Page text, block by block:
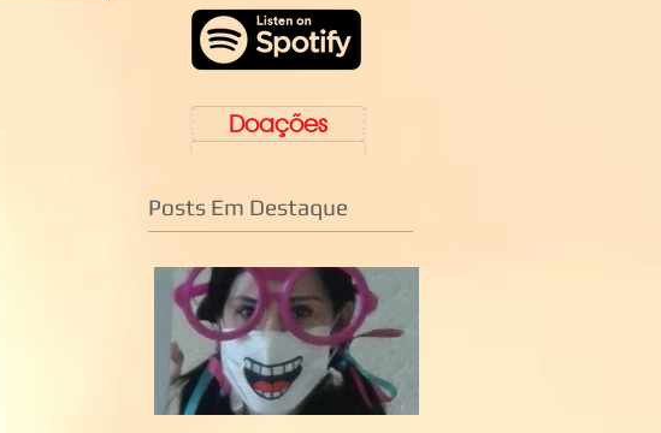
Doações
Posts Em Destaque